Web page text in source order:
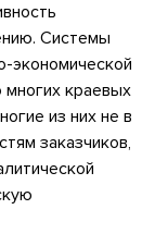
Системы
экономической
многих краевых
из них не в
заказчиков,